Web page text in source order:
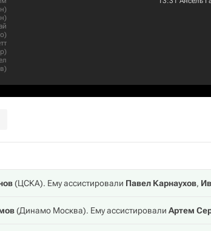
)
)
)
)
)
(ЦСКА). Ему ассистировали Павел Карнаухов,
(Динамо Москва). Ему ассистировали Артем